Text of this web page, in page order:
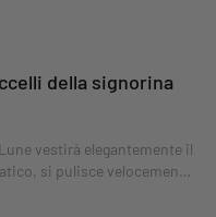
della signorina
vestirà elegantemente il
si pulisce velocemente